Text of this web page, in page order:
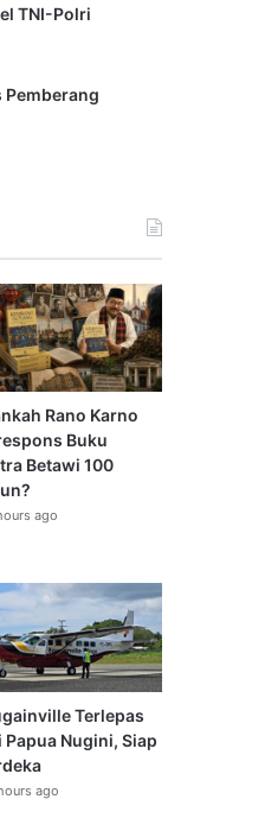
TNI-Polri
Pemberang
Rano Karno
Buku
Betawi 100
ago
Terlepas
Papua Nugini, Siap
ago